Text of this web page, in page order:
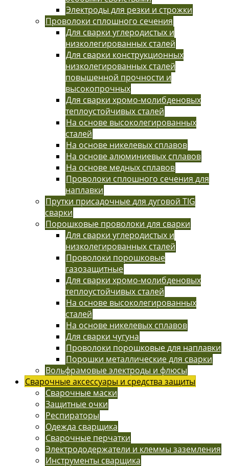
Электроды для резки и строжки
Проволоки сплошного сечения
Для сварки углеродистых и
низколегированных сталей
Для сварки конструкционных
низколегированных сталей
повышенной прочности и
высокопрочных
Для сварки хромо-молибденовых
теплоустойчивых сталей
На основе высоколегированных
сталей
На основе никелевых сплавов
На основе алюминиевых сплавов
На основе медных сплавов
Проволоки сплошного сечения для
наплавки
Прутки присадочные для дуговой TIG
сварки
Порошковые проволоки для сварки
Для сварки углеродистых и
низколегированных сталей
Проволоки порошковые
газозащитные
Для сварки хромо-молибденовых
теплоустойчивых сталей
На основе высоколегированных
сталей
На основе никелевых сплавов
Для сварки чугуна
Проволоки порошковые для наплавки
Порошки металлические для сварки
Вольфрамовые электроды и флюсы
Сварочные аксессуары и средства защиты
Сварочные маски
Защитные очки
Респираторы
Одежда сварщика
Сварочные перчатки
Электрододержатели и клеммы заземления
Инструменты сварщика